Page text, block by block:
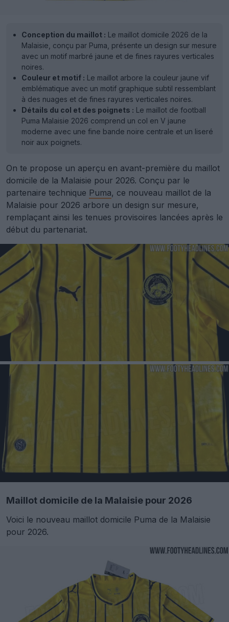
Conception du maillot : Le maillot domicile 2026 de la
Malaisie, conçu par Puma, présente un design sur mesure
avec un motif marbré jaune et de fines rayures verticales
noires.
Couleur et motif : Le maillot arbore la couleur jaune vif
emblématique avec un motif graphique subtil ressemblant
à des nuages et de fines rayures verticales noires.
Détails du col et des poignets : Le maillot de football
Puma Malaisie 2026 comprend un col en V jaune
moderne avec une fine bande noire centrale et un liseré
noir aux poignets.
On te propose un aperçu en avant-première du maillot
domicile de la Malaisie pour 2026. Conçu par le
partenaire technique Puma, ce nouveau maillot de la
Malaisie pour 2026 arbore un design sur mesure,
remplaçant ainsi les tenues provisoires lancées après le
début du partenariat.
Maillot domicile de la Malaisie pour 2026
Voici le nouveau maillot domicile Puma de la Malaisie
pour 2026.